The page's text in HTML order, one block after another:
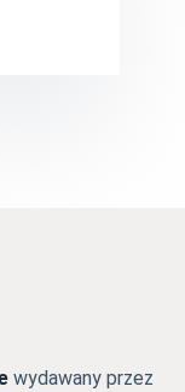
wydawany przez